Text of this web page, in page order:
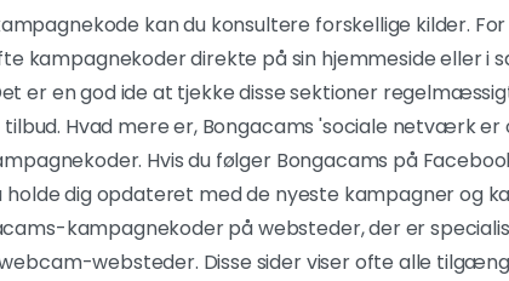
kan du konsultere forskellige kilder.
kampagnekoder direkte på sin hjemmeside eller i
er en god ide at tjekke disse sektioner
Hvad mere er, Bongacams 'sociale netværk
Hvis du følger Bongacams på
holde dig opdateret med de nyeste kampagner og
kampagnekoder på websteder, der er
websteder. Disse sider viser ofte alle